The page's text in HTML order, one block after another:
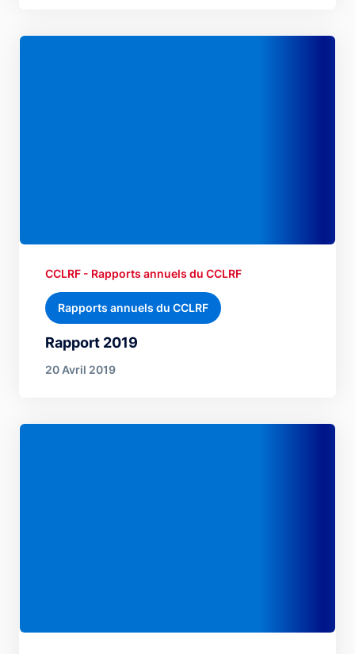
Rapport 2019
CCLRF - Rapports annuels du CCLRF
Rapports annuels du CCLRF
20 Avril 2019